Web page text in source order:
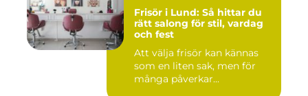
Frisör i Lund: Så hittar du
rätt salong för stil, vardag
och fest
Att välja frisör kan kännas
som en liten sak, men för
många påverkar...